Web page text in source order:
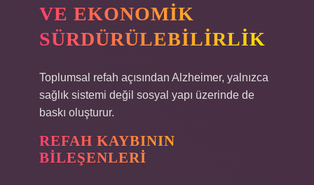
VE EKONOMIK
SÜRDÜRÜLEBILIRLIK
Toplumsal refah açısından Alzheimer, yalnızca
sağlık sistemi değil sosyal yapı üzerinde de
baskı oluşturur.
REFAH KAYBININ
BILEŞENLERI